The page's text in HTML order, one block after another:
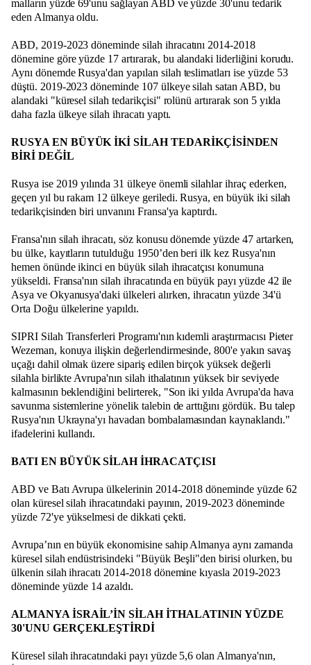
malların yüzde 69'unu sağlayan ABD ve yüzde 30'unu tedarik
eden Almanya oldu.
ABD, 2019-2023 döneminde silah ihracatını 2014-2018
dönemine göre yüzde 17 artırarak, bu alandaki liderliğini korudu.
Aynı dönemde Rusya'dan yapılan silah teslimatları ise yüzde 53
düştü. 2019-2023 döneminde 107 ülkeye silah satan ABD, bu
alandaki "küresel silah tedarikçisi" rolünü artırarak son 5 yılda
daha fazla ülkeye silah ihracatı yaptı.
RUSYA EN BÜYÜK İKİ SİLAH TEDARİKÇİSİNDEN
BİRİ DEĞİL
Rusya ise 2019 yılında 31 ülkeye önemli silahlar ihraç ederken,
geçen yıl bu rakam 12 ülkeye geriledi. Rusya, en büyük iki silah
tedarikçisinden biri unvanını Fransa'ya kaptırdı.
Fransa'nın silah ihracatı, söz konusu dönemde yüzde 47 artarken,
bu ülke, kayıtların tutulduğu 1950’den beri ilk kez Rusya'nın
hemen önünde ikinci en büyük silah ihracatçısı konumuna
yükseldi. Fransa'nın silah ihracatında en büyük payı yüzde 42 ile
Asya ve Okyanusya'daki ülkeleri alırken, ihracatın yüzde 34'ü
Orta Doğu ülkelerine yapıldı.
SIPRI Silah Transferleri Programı'nın kıdemli araştırmacısı Pieter
Wezeman, konuya ilişkin değerlendirmesinde, 800'e yakın savaş
uçağı dahil olmak üzere sipariş edilen birçok yüksek değerli
silahla birlikte Avrupa'nın silah ithalatının yüksek bir seviyede
kalmasının beklendiğini belirterek, "Son iki yılda Avrupa'da hava
savunma sistemlerine yönelik talebin de arttığını gördük. Bu talep
Rusya'nın Ukrayna'yı havadan bombalamasından kaynaklandı."
ifadelerini kullandı.
BATI EN BÜYÜK SİLAH İHRACATÇISI
ABD ve Batı Avrupa ülkelerinin 2014-2018 döneminde yüzde 62
olan küresel silah ihracatındaki payının, 2019-2023 döneminde
yüzde 72'ye yükselmesi de dikkati çekti.
Avrupa’nın en büyük ekonomisine sahip Almanya aynı zamanda
küresel silah endüstrisindeki "Büyük Beşli"den birisi olurken, bu
ülkenin silah ihracatı 2014-2018 dönemine kıyasla 2019-2023
döneminde yüzde 14 azaldı.
ALMANYA İSRAİL’İN SİLAH İTHALATININ YÜZDE
30'UNU GERÇEKLEŞTİRDİ
Küresel silah ihracatındaki payı yüzde 5,6 olan Almanya'nın,